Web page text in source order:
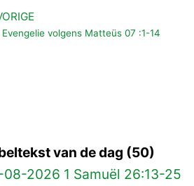
volgens Matteüs 07 :1-14
van de dag (50)
08-2026 1 Samuël 26:13-25